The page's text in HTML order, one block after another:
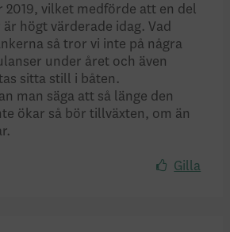
2019, vilket medförde att en del
högt värderade idag. Vad
så tror vi inte på några
under året och även
sitta still i båten.
man säga att så länge den
ökar så bör tillväxten, om än
Gilla